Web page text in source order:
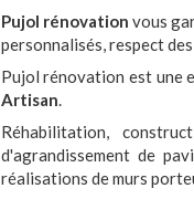
Pujol rénovation vous
personnalisés, respect
Pujol rénovation est une
Artisan.
Réhabilitation,
d'agrandissement de
réalisations de murs